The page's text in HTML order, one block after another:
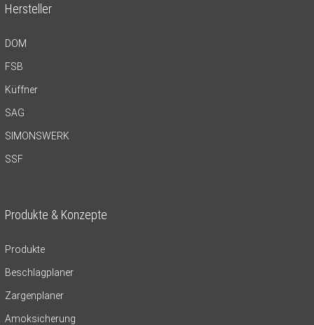
Hersteller
DOM
FSB
Küffner
SAG
SIMONSWERK
SSF
Produkte & Konzepte
Produkte
Beschlagplaner
Zargenplaner
Amoksicherung